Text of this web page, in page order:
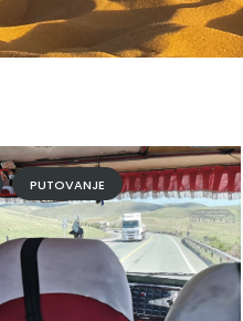
PUTOVANJE